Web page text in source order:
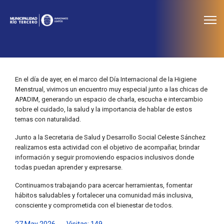
En el día de ayer, en el marco del Día Internacional de la Higiene
Menstrual, vivimos un encuentro muy especial junto a las chicas de
APADIM, generando un espacio de charla, escucha e intercambio
sobre el cuidado, la salud y la importancia de hablar de estos
temas con naturalidad.
Junto a la Secretaria de Salud y Desarrollo Social Celeste Sánchez
realizamos esta actividad con el objetivo de acompañar, brindar
información y seguir promoviendo espacios inclusivos donde
todas puedan aprender y expresarse.
Continuamos trabajando para acercar herramientas, fomentar
hábitos saludables y fortalecer una comunidad más inclusiva,
consciente y comprometida con el bienestar de todos.